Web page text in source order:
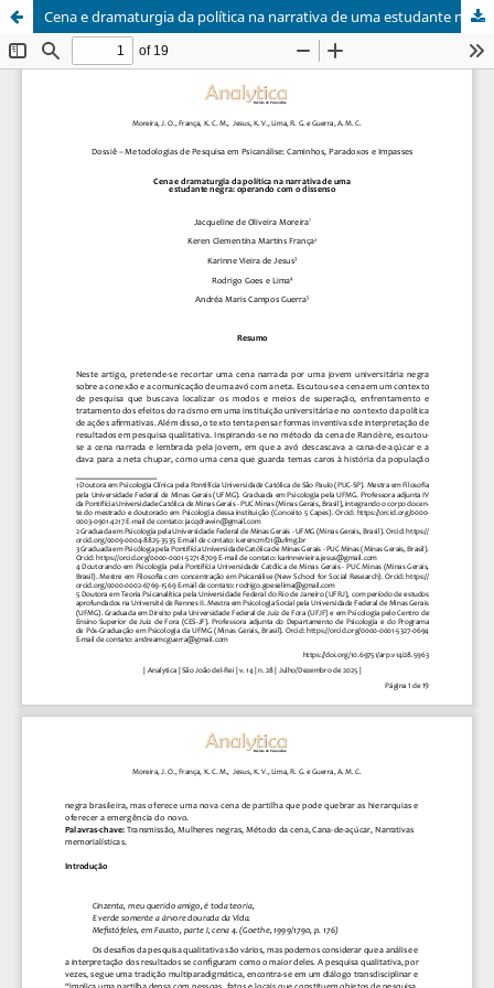
Cena e dramaturgia da política na narrativa de uma estudante negra: operando com o dissenso